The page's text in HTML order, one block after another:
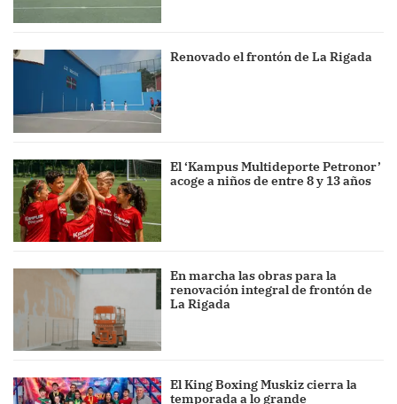
Renovado el frontón de La Rigada
El ‘Kampus Multideporte Petronor’
acoge a niños de entre 8 y 13 años
En marcha las obras para la
renovación integral de frontón de
La Rigada
El King Boxing Muskiz cierra la
temporada a lo grande